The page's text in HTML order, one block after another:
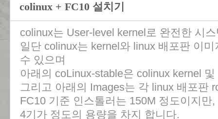
colinux + FC10 설치기
colinux는 User-level kernel로 완전한 시
일단 colinux는 kernel와 linux 배포판 이
수 있으며
아래의 coLinux-stable은 colinux kernel
그리고 아래의 Images는 각 linux 배포판
FC10 기준 인스톨러는 150M 정도이지
4기가 정도의 용량을 차지 합니다.